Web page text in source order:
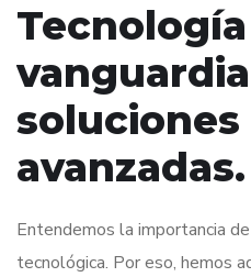
soluciones
avanzadas.
Entendemos la importancia
tecnológica. Por eso, hemos